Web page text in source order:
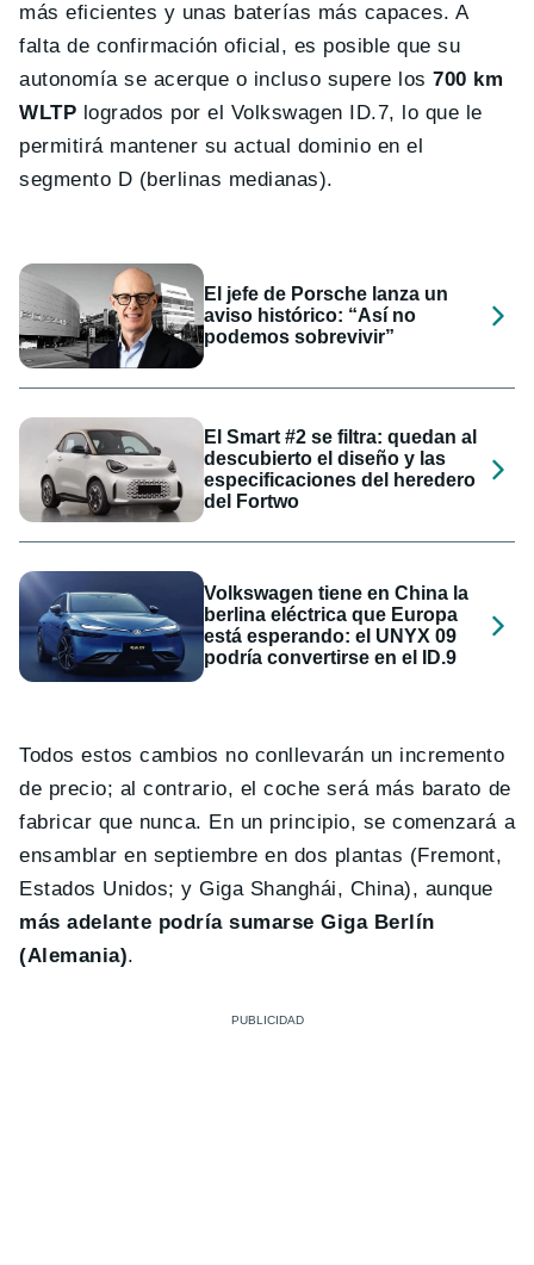
más eficientes y unas baterías más capaces. A
falta de confirmación oficial, es posible que su
autonomía se acerque o incluso supere los700 km
WLTP logrados por el Volkswagen ID.7, lo que le
permitirá mantener su actual dominio en el
segmento D (berlinas medianas).
El jefe de Porsche lanza un
aviso histórico: “Así no
podemos sobrevivir”
El Smart #2 se filtra: quedan al
descubierto el diseño y las
especificaciones del heredero
del Fortwo
Volkswagen tiene en China la
berlina eléctrica que Europa
está esperando: el UNYX 09
podría convertirse en el ID.9
Todos estos cambios no conllevarán un incremento
de precio; al contrario, el coche será más barato de
fabricar que nunca. En un principio, se comenzará a
ensamblar en septiembre en dos plantas (Fremont,
Estados Unidos; y Giga Shanghái, China), aunque
más adelante podría sumarse Giga Berlín
(Alemania).